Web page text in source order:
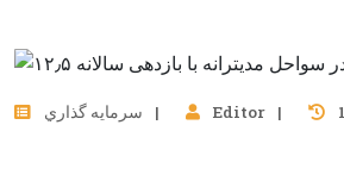
سرمايه گذاري Editor